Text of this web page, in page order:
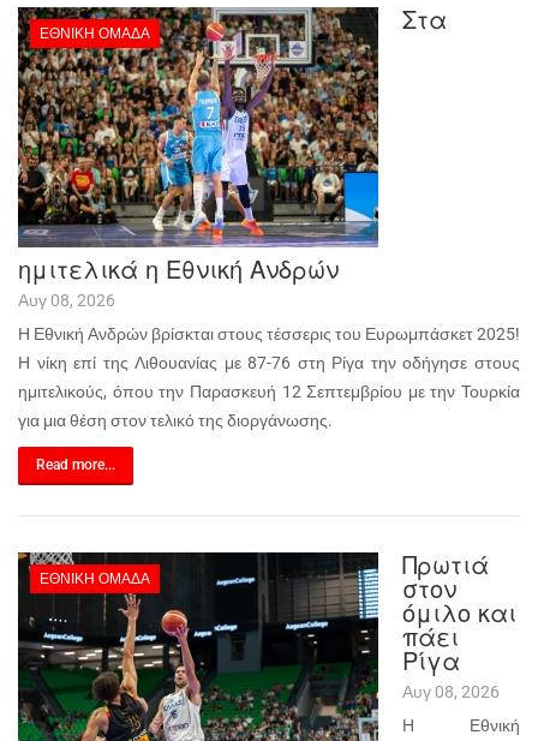
ΕΘΝΙΚΉ ΟΜΆΔΑ Στα
ημιτελικά η Εθνική Ανδρών
Αυγ 08, 2026
Η Εθνική Ανδρών βρίσκται στους τέσσερις του Ευρωμπάσκετ 2025!
Η νίκη επί της Λιθουανίας με 87-76 στη Ρίγα την οδήγησε στους
ημιτελικούς, όπου την Παρασκευή 12 Σεπτεμβρίου με την Τουρκία
για μια θέση στον τελικό της διοργάνωσης.
Read more...
ΕΘΝΙΚΉ ΟΜΆΔΑ Πρωτιά
στον
όμιλο και
πάει
Ρίγα
Αυγ 08, 2026
Η Εθνική